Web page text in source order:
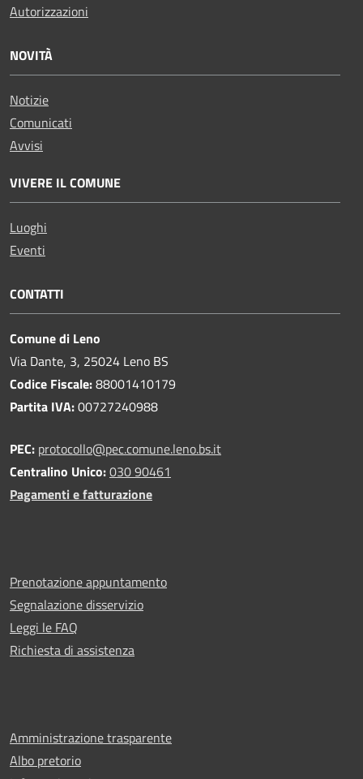
Autorizzazioni
NOVITÀ
Notizie
Comunicati
Avvisi
VIVERE IL COMUNE
Luoghi
Eventi
CONTATTI
Comune di Leno
Via Dante, 3, 25024 Leno BS
Codice Fiscale:88001410179
Partita IVA:00727240988
PEC: protocollo@pec.comune.leno.bs.it
Centralino Unico:030 90461
Pagamenti e fatturazione
Prenotazione appuntamento
Segnalazione disservizio
Leggi le FAQ
Richiesta di assistenza
Amministrazione trasparente
Albo pretorio